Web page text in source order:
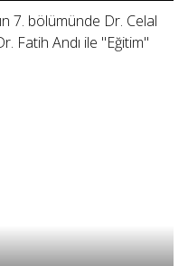
7. bölümünde Dr. Celal
Fatih Andı ile "Eğitim"